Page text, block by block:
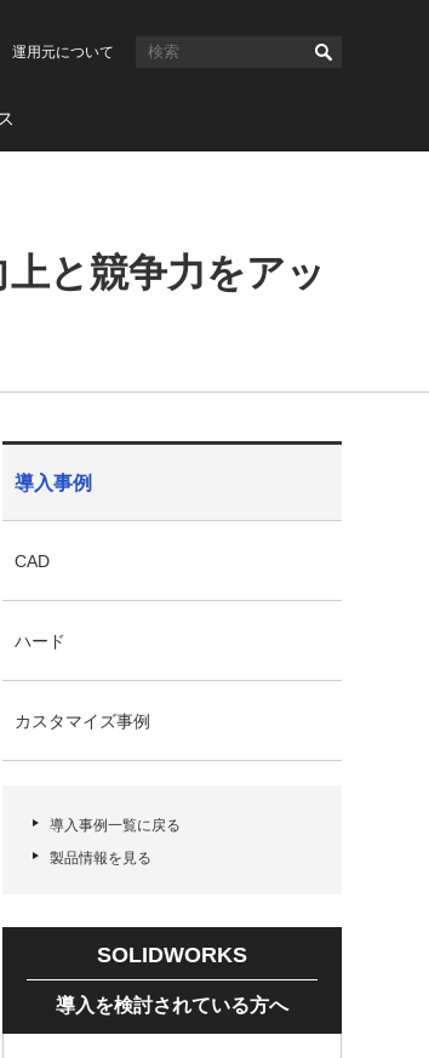
運用元について
と競争力をアッ
導入事例
CAD
ハード
カスタマイズ事例
導入事例一覧に戻る
製品情報を見る
SOLIDWORKS
導入を検討されている方へ